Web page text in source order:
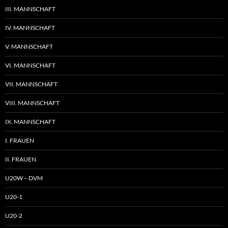
III. MANNSCHAFT
IV. MANNSCHAFT
V. MANNSCHAFT
VI. MANNSCHAFT
VII. MANNSCHAFT
VIII. MANNSCHAFT
IX. MANNSCHAFT
I. FRAUEN
II. FRAUEN
U20W – DVM
U20-1
U20-2